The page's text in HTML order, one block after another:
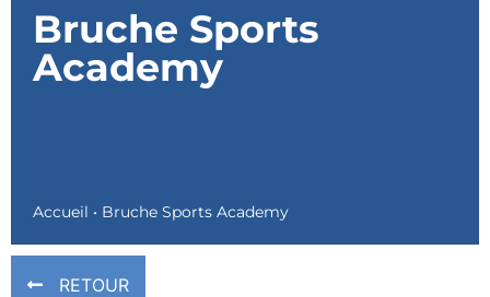
Bruche Sports
Academy
Accueil • Bruche Sports Academy
RETOUR